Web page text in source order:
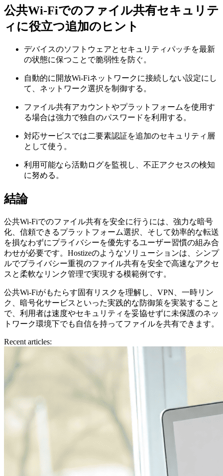
公共Wi-Fiでのファイル共有セキュリテ
ィに役立つ追加のヒント
デバイスのソフトウェアとセキュリティパッチを最新
の状態に保つことで脆弱性を防ぐ。
自動的に開放Wi-Fiネットワークに接続しない設定にし
て、ネットワーク選択を制御する。
ファイル共有アカウントやプラットフォームを使用す
る場合は強力で独自のパスワードを利用する。
対応サービスでは二要素認証を追加のセキュリティ層
として使う。
利用可能なら活動ログを監視し、不正アクセスの検知
に努める。
結論
公共Wi-Fiでのファイル共有を安全に行うには、強力な暗号
化、信頼できるプラットフォーム選択、そして効率的な転送
を損なわずにプライバシーを優先するユーザー習慣の組み合
わせが必要です。Hostizeのようなソリューションは、シンプ
ルでプライバシー重視のファイル共有を安全で高速なアクセ
スと柔軟なリンク管理で実現する模範例です。
公共Wi-Fiがもたらす固有リスクを理解し、VPN、一時リン
ク、暗号化サービスといった実践的な防御策を実装すること
で、利用者は速度やセキュリティを妥協せずに未保護のネッ
トワーク環境下でも自信を持ってファイルを共有できます。
Recent articles: